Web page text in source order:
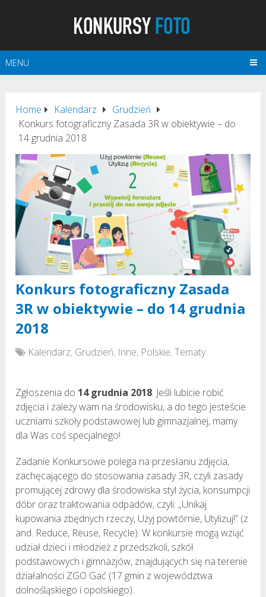
MENU
Home Kalendarz
Grudzień
Konkurs fotograficzny Zasada 3R w obiektywie – do
14 grudnia 2018
Konkurs fotograficzny Zasada
3R w obiektywie – do 14 grudnia
2018
Kalendarz, Grudzień, Inne, Polskie,Tematy
Zgłoszenia do 14 grudnia 2018. Jeśli lubicie robić
zdjęcia i zależy wam na środowisku, a do tego jesteście
uczniami szkoły podstawowej lub gimnazjalnej, mamy
dla Was coś specjalnego!
Zadanie Konkursowe polega na przesłaniu zdjęcia,
zachęcającego do stosowania zasady 3R, czyli zasady
promującej zdrowy dla środowiska styl życia, konsumpcji
dóbr oraz traktowania odpadów, czyli: „Unikaj
kupowania zbędnych rzeczy, Użyj powtórnie, Utylizuj!” (z
and. Reduce, Reuse, Recycle). W konkursie mogą wziąć
udział dzieci i młodzież z przedszkoli, szkół
podstawowych i gimnazjów, znajdujących się na terenie
działalności ZGO Gać (17 gmin z województwa
dolnośląskiego i opolskiego).